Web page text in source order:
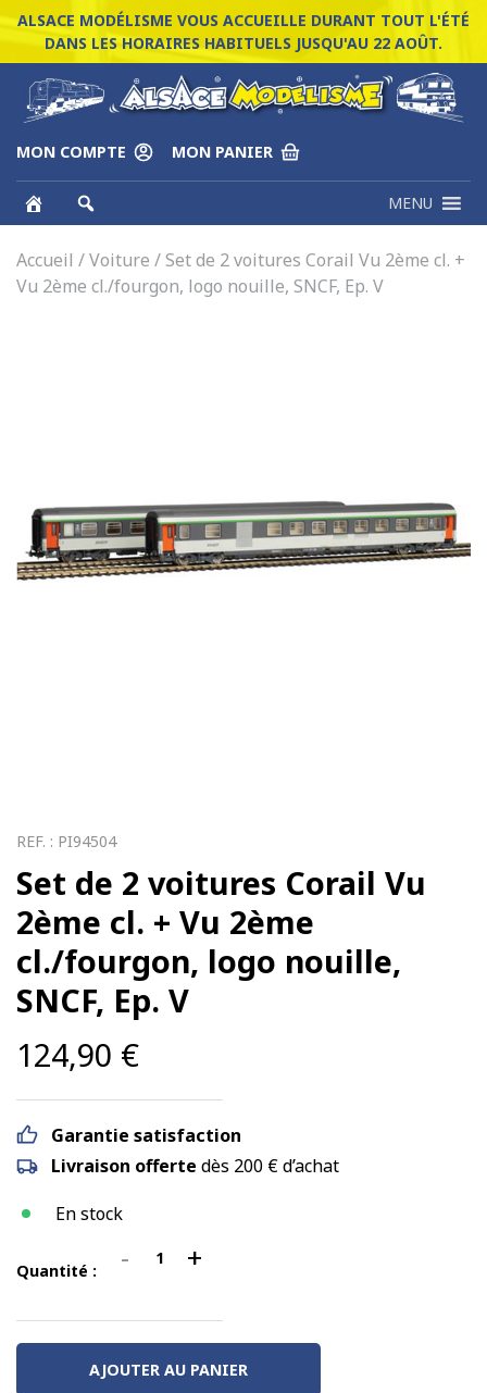
ALSACE MODÉLISME VOUS ACCUEILLE DURANT TOUT L'ÉTÉ
DANS LES HORAIRES HABITUELS JUSQU'AU 22 AOÛT.
MON COMPTE MON PANIER
MENU
Accueil /Voiture / Set de 2 voitures Corail Vu 2ème cl. +
Vu 2ème cl./fourgon, logo nouille, SNCF, Ep. V
REF. : PI94504
Set de 2 voitures Corail Vu
2ème cl. + Vu 2ème
cl./fourgon, logo nouille,
SNCF, Ep. V
124,90 €
Garantie satisfaction
Livraison offerte dès 200 € d’achat
En stock
Quantité : -
quantité
Set
de
2
+
AJOUTER AU PANIER